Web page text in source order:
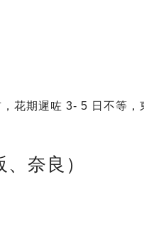
花期遲咗 3- 5 日不等，
奈良）